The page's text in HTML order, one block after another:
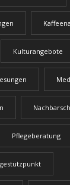
Kulturangebote
Pflegeberatung